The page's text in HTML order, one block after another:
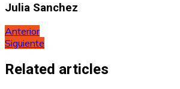
Julia Sanchez
Navegación
de
entradas
Anterior
Siguiente
Related articles